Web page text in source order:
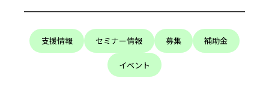
支援情報 セミナー情報 募集 補助金
イベント